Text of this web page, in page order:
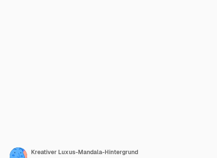
Kreativer Luxus-Mandala-Hintergrund